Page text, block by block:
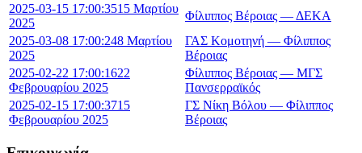
2025-03-15 17:00:3515 Μαρτίου
2025
Φίλιππος Βέροιας — ΔΕΚΑ
2025-03-08 17:00:248 Μαρτίου
2025
ΓΑΣ Κομοτηνή — Φίλιππος
Βέροιας
2025-02-22 17:00:1622
Φεβρουαρίου 2025
Φίλιππος Βέροιας — ΜΓΣ
Πανσερραϊκός
2025-02-15 17:00:3715
Φεβρουαρίου 2025
ΓΣ Νίκη Βόλου — Φίλιππος
Βέροιας